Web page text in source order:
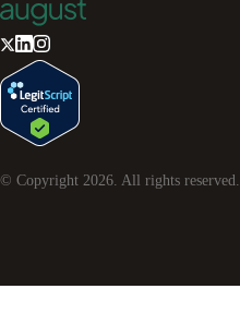
© Copyright 2026. All rights reserved.